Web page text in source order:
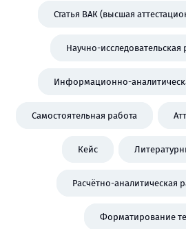
Статья ВАК (высшая
Научно-исследовательская
Информационно-
Самостоятельная работа
Кейс
Расчётно-аналитическая
Форматирование